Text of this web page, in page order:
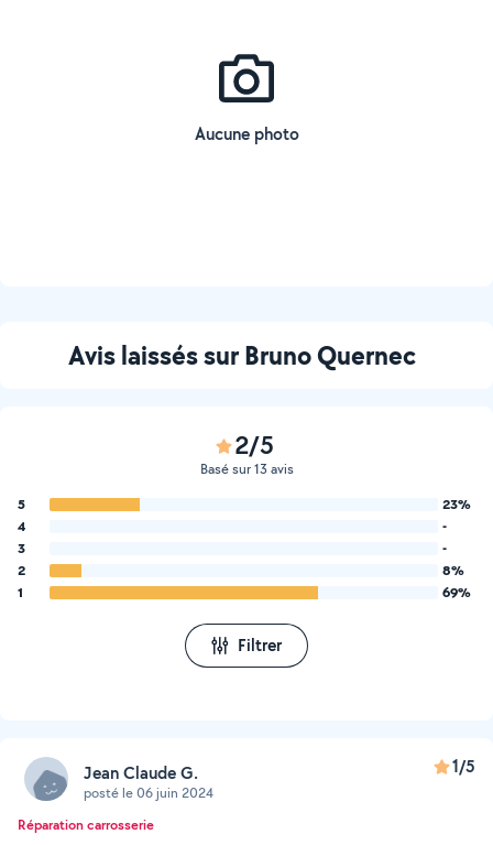
Aucune photo
Avis laissés sur Bruno Quernec
2/5
Basé sur 13 avis
5
23%
4
-
3
-
2
8%
1
69%
Filtrer
Jean Claude G.
posté le 06 juin 2024
1/5
Réparation carrosserie